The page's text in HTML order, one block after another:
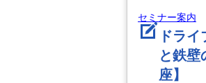
セミナー案内
ドラ
と鉄壁
座】